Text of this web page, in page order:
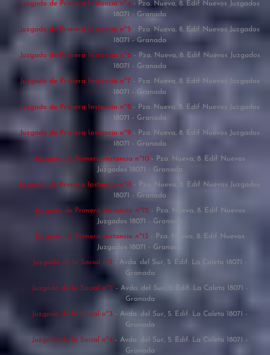
Juzgado de Primera Instancia nº4 - Pza. Nueva, 8. Edif Nuevos Juzgados
18071 - Granada
Juzgado de Primera Instancia nº5 - Pza. Nueva, 8. Edif Nuevos Juzgados
18071 - Granada
Juzgado de Primera Instancia nº6 - Pza. Nueva, 8. Edif Nuevos Juzgados
18071 - Granada
Juzgado de Primera Instancia nº7 - Pza. Nueva, 8. Edif Nuevos Juzgados
18071 - Granada
Juzgado de Primera Instancia nº8 - Pza. Nueva, 8. Edif Nuevos Juzgados
18071 - Granada
Juzgado de Primera Instancia nº9 - Pza. Nueva, 8. Edif Nuevos Juzgados
18071 - Granada
Juzgado de Primera Instancia nº10 - Pza. Nueva, 8. Edif Nuevos
Juzgados 18071 - Granada
Juzgado de Primera Instancia nº11 - Pza. Nueva, 8. Edif Nuevos Juzgados
18071 - Granada
Juzgado de Primera Instancia nº12 - Pza. Nueva, 8. Edif Nuevos
Juzgados 18071 - Granada
Juzgado de Primera Instancia nº13 - Pza. Nueva, 8. Edif Nuevos
Juzgados 18071 - Granada
Juzgado de lo Social nº1 - Avda. del Sur, 5. Edif. La Caleta 18071 -
Granada
Juzgado de lo Social nº2 - Avda. del Sur, 5. Edif. La Caleta 18071 -
Granada
Juzgado de lo Social nº3 - Avda. del Sur, 5. Edif. La Caleta 18071 -
Granada
Juzgado de lo Social nº4 - Avda. del Sur, 5. Edif. La Caleta 18071 -
Granada